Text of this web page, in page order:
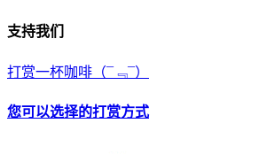
支持我们
打赏一杯咖啡 （¯﹃¯）
您可以选择的打赏方式